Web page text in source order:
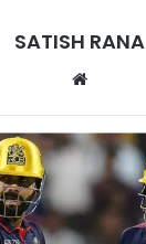
SATISH RANA